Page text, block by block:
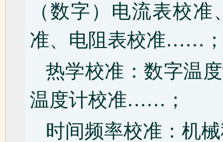
（数字）电流表校
准、电阻表校准……
热学校准：数字温
温度计校准……；
时间频率校准：机